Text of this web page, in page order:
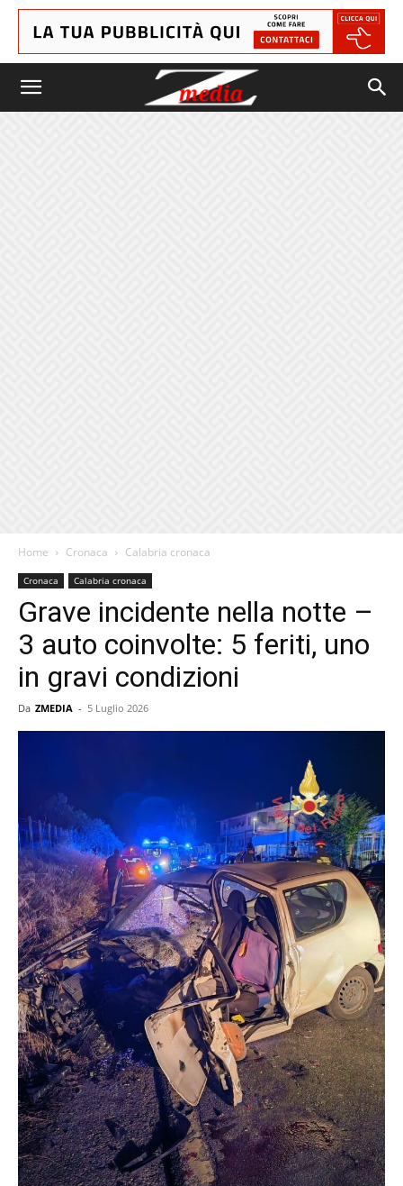
Home Cronaca Calabria cronaca
Cronaca Calabria cronaca
Grave incidente nella notte –
3 auto coinvolte: 5 feriti, uno
in gravi condizioni
Da ZMEDIA - 5 Luglio 2026